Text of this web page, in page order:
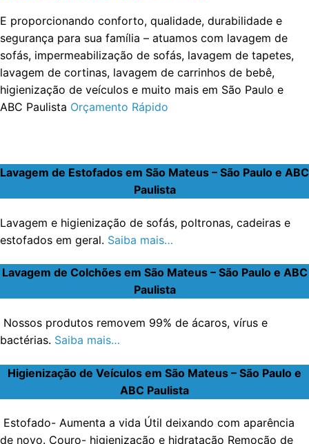
E proporcionando conforto, qualidade, durabilidade e
segurança para sua família – atuamos com lavagem de
sofás, impermeabilização de sofás, lavagem de tapetes,
lavagem de cortinas, lavagem de carrinhos de bebê,
higienização de veículos e muito mais em São Paulo e
ABC Paulista Orçamento Rápido
Lavagem de Estofados em São Mateus – São Paulo e ABC
Paulista
Lavagem e higienização de sofás, poltronas, cadeiras e
estofados em geral. Saiba mais…
Lavagem de Colchões em São Mateus – São Paulo e ABC
Paulista
Nossos produtos removem 99% de ácaros, vírus e
bactérias. Saiba mais…
Higienização de Veículos em São Mateus – São Paulo e
ABC Paulista
Estofado- Aumenta a vida Útil deixando com aparência
de novo. Couro- higienização e hidratação Remoção de